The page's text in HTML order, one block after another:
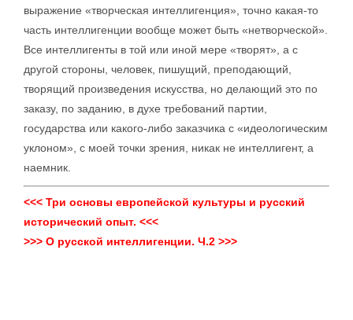
выражение «творческая интеллигенция», точно какая-то
часть интеллигенции вообще может быть «нетворческой».
Все интеллигенты в той или иной мере «творят», а с
другой стороны, человек, пишущий, преподающий,
творящий произведения искусства, но делающий это по
заказу, по заданию, в духе требований партии,
государства или какого-либо заказчика с «идеологическим
уклоном», с моей точки зрения, никак не интеллигент, а
наемник.
<<< Три основы европейской культуры и русский
исторический опыт. <<<
>>> О русской интеллигенции. Ч.2 >>>